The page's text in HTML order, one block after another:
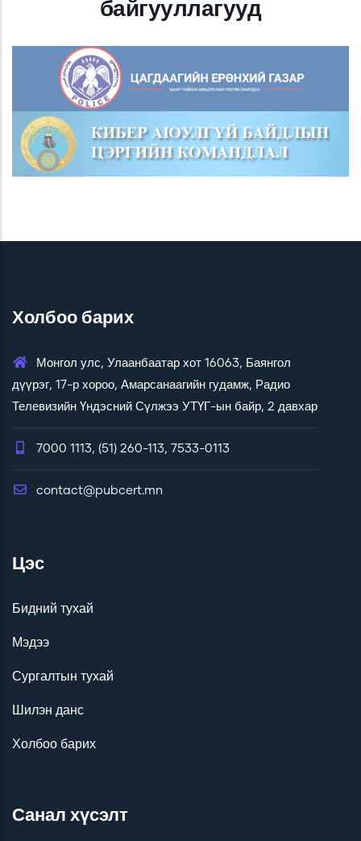
байгууллагууд
Холбоо барих
Монгол улс, Улаанбаатар хот 16063, Баянгол
дүүрэг, 17-р хороо, Амарсанаагийн гудамж, Радио
Телевизийн Үндэсний Сүлжээ УТҮГ-ын байр, 2 давхар
7000 1113, (51) 260-113, 7533-0113
contact@pubcert.mn
Цэс
Бидний тухай
Мэдээ
Сургалтын тухай
Шилэн данс
Холбоо барих
Санал хүсэлт